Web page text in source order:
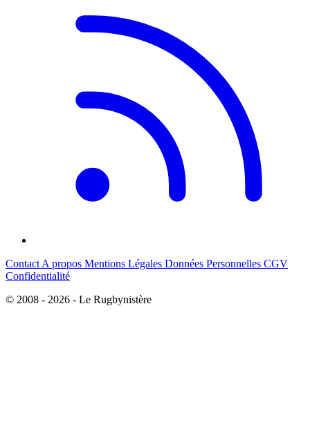
Contact A propos Mentions Légales Données Personnelles CGV
Confidentialité
© 2008 - 2026 - Le Rugbynistère